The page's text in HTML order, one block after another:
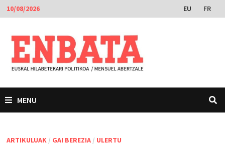
Skip
to
content
10/08/2026 EU FR
MENU
ARTIKULUAK / GAI BEREZIA/ ULERTU